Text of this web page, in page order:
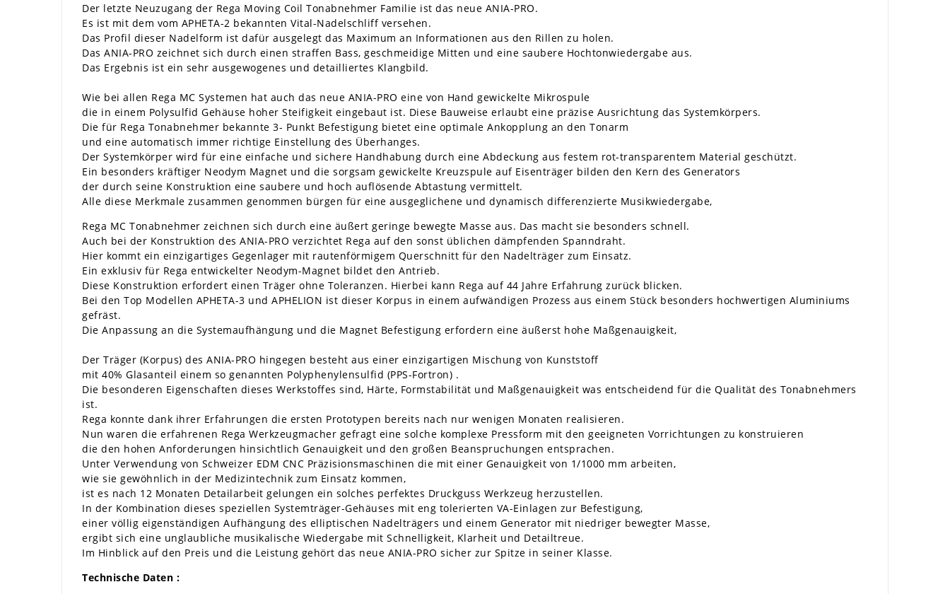
Der letzte Neuzugang der Rega Moving Coil Tonabnehmer Familie ist das neue ANIA-PRO.
Es ist mit dem vom APHETA-2 bekannten Vital-Nadelschliff versehen.
Das Profil dieser Nadelform ist dafür ausgelegt das Maximum an Informationen aus den Rillen zu holen.
Das ANIA-PRO zeichnet sich durch einen straffen Bass, geschmeidige Mitten und eine saubere Hochtonwiedergabe aus.
Das Ergebnis ist ein sehr ausgewogenes und detailliertes Klangbild.
Wie bei allen Rega MC Systemen hat auch das neue ANIA-PRO eine von Hand gewickelte Mikrospule
die in einem Polysulfid Gehäuse hoher Steifigkeit eingebaut ist. Diese Bauweise erlaubt eine präzise Ausrichtung das Systemkörpers.
Die für Rega Tonabnehmer bekannte 3- Punkt Befestigung bietet eine optimale Ankopplung an den Tonarm
und eine automatisch immer richtige Einstellung des Überhanges.
Der Systemkörper wird für eine einfache und sichere Handhabung durch eine Abdeckung aus festem rot-transparentem Material geschützt.
Ein besonders kräftiger Neodym Magnet und die sorgsam gewickelte Kreuzspule auf Eisenträger bilden den Kern des Generators
der durch seine Konstruktion eine saubere und hoch auflösende Abtastung vermittelt.
Alle diese Merkmale zusammen genommen bürgen für eine ausgeglichene und dynamisch differenzierte Musikwiedergabe,
Rega MC Tonabnehmer zeichnen sich durch eine äußert geringe bewegte Masse aus. Das macht sie besonders schnell.
Auch bei der Konstruktion des ANIA-PRO verzichtet Rega auf den sonst üblichen dämpfenden Spanndraht.
Hier kommt ein einzigartiges Gegenlager mit rautenförmigem Querschnitt für den Nadelträger zum Einsatz.
Ein exklusiv für Rega entwickelter Neodym-Magnet bildet den Antrieb.
Diese Konstruktion erfordert einen Träger ohne Toleranzen. Hierbei kann Rega auf 44 Jahre Erfahrung zurück blicken.
Bei den Top Modellen APHETA-3 und APHELION ist dieser Korpus in einem aufwändigen Prozess aus einem Stück besonders hochwertigen Aluminiums
gefräst.
Die Anpassung an die Systemaufhängung und die Magnet Befestigung erfordern eine äußerst hohe Maßgenauigkeit,
Der Träger (Korpus) des ANIA-PRO hingegen besteht aus einer einzigartigen Mischung von Kunststoff
mit 40% Glasanteil einem so genannten Polyphenylensulfid (PPS-Fortron) .
Die besonderen Eigenschaften dieses Werkstoffes sind, Härte, Formstabilität und Maßgenauigkeit was entscheidend für die Qualität des Tonabnehmers
ist.
Rega konnte dank ihrer Erfahrungen die ersten Prototypen bereits nach nur wenigen Monaten realisieren.
Nun waren die erfahrenen Rega Werkzeugmacher gefragt eine solche komplexe Pressform mit den geeigneten Vorrichtungen zu konstruieren
die den hohen Anforderungen hinsichtlich Genauigkeit und den großen Beanspruchungen entsprachen.
Unter Verwendung von Schweizer EDM CNC Präzisionsmaschinen die mit einer Genauigkeit von 1/1000 mm arbeiten,
wie sie gewöhnlich in der Medizintechnik zum Einsatz kommen,
ist es nach 12 Monaten Detailarbeit gelungen ein solches perfektes Druckguss Werkzeug herzustellen.
In der Kombination dieses speziellen Systemträger-Gehäuses mit eng tolerierten VA-Einlagen zur Befestigung,
einer völlig eigenständigen Aufhängung des elliptischen Nadelträgers und einem Generator mit niedriger bewegter Masse,
ergibt sich eine unglaubliche musikalische Wiedergabe mit Schnelligkeit, Klarheit und Detailtreue.
Im Hinblick auf den Preis und die Leistung gehört das neue ANIA-PRO sicher zur Spitze in seiner Klasse.
Technische Daten :